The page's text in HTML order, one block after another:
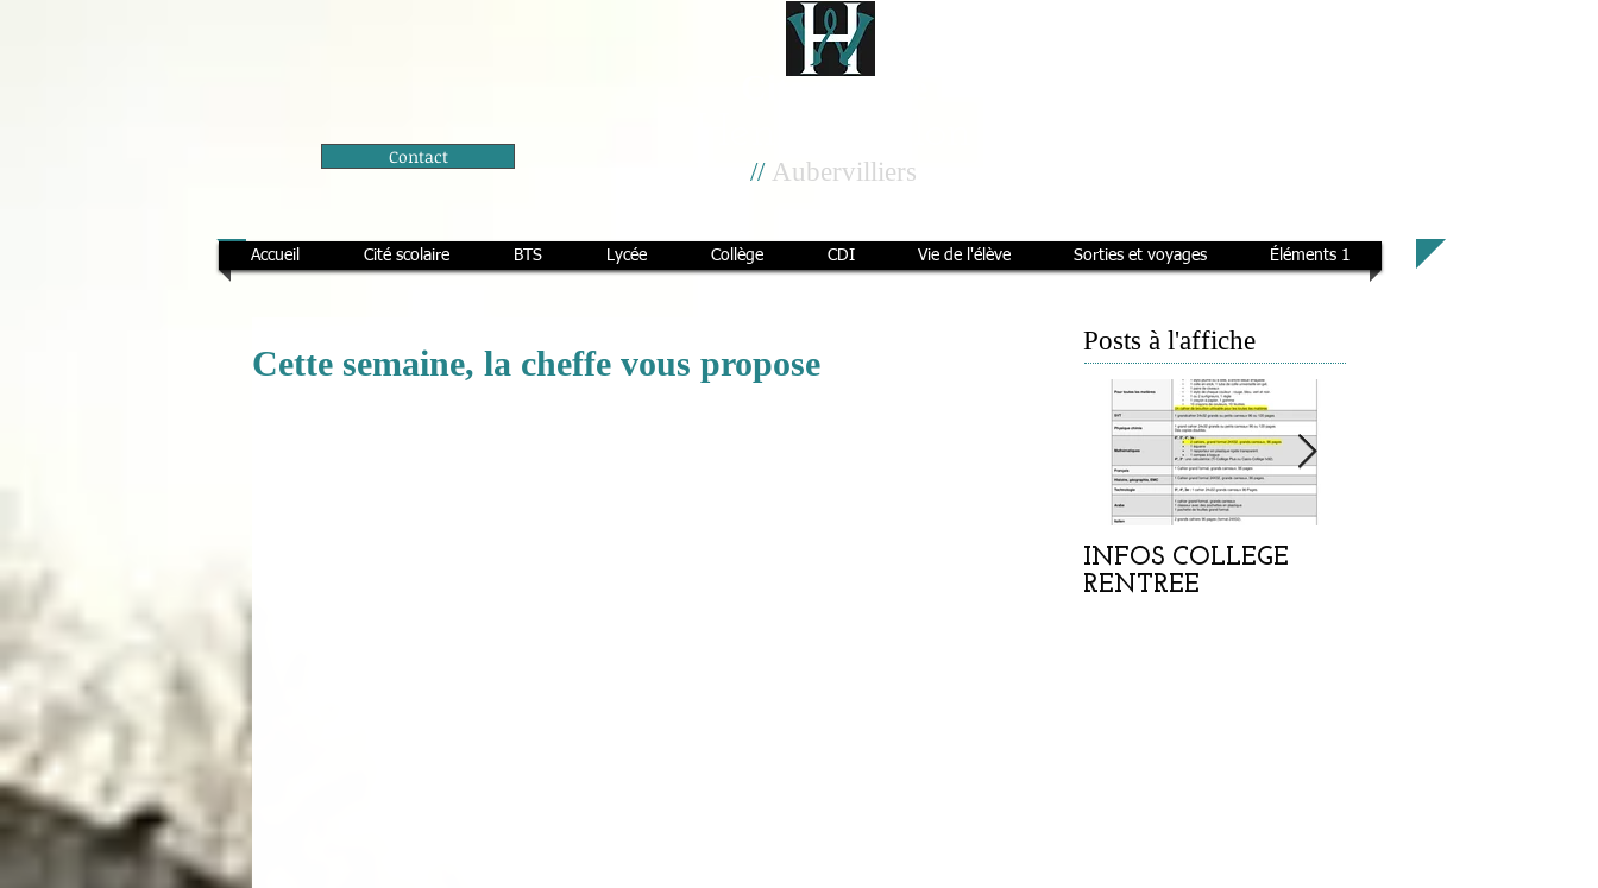
Contact
Cité scolaire
//Aubervilliers
Accueil Cité scolaire BTS Lycée Collège CDI Vie de l'élève Sorties et voyages Éléments 1
Cette semaine, la cheffe vous propose
Posts à l'affiche
INFOS COLLEGE
RENTREE